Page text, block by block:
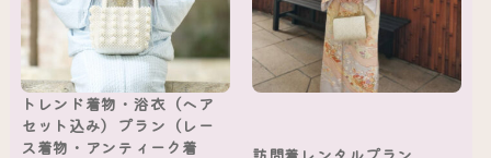
トレンド着物・浴衣（ヘア
セット込み）プラン（レー
ス着物・アンティーク着